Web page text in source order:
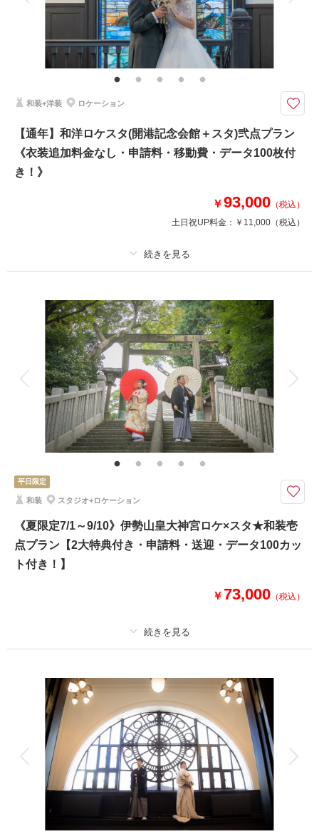
家族と撮影 家族用衣装レンタル ペットと撮影
その他含むもの
衣装差額無し・インナー類・ ロケ先までの送迎・撮影小物・メイクスタッ
フ撮影同行・撮影日程変更無料
衣装差額無し！送迎含む！レタッチ済みデータ130カット！
ブーケ・ベール・ブライダルインナーまで含んだコミコミ価格で安心で
す！！
2024年9月11日
相談予約する
来店・オンライン
撮影日の空き
を確認する
和装+洋装 ロケーション
【通年】和洋ロケスタ(開港記念会館＋スタ)弐点プラン
《衣装追加料金なし・申請料・移動費・データ100枚付
き！》
￥93,000 （税込）
土日祝UP料金： ￥11,000 （税込）
撮影料 新婦衣装2着 新郎衣装2着
着付け ヘアメイク 小物一式
アルバム データ 100 カット 台紙付写真
衣装追加 会食 挙式
家族と撮影 家族用衣装レンタル ペットと撮影
その他含むもの
衣装差額無し・肌着や草履・インナー類・ 撮影申請料・ロケ先までの送
迎・撮影小物・メイクスタッフ撮影同行・撮影日程変更無料
※1日1組限定
【衣装・撮影場所】
洋装：開港記念会館
平日限定
和装 スタジオ+ロケーション
《夏限定7/1～9/10》伊勢山皇大神宮ロケ×スタ★和装壱
点プラン【2大特典付き・申請料・送迎・データ100カッ
ト付き！】
￥ 73,000 （税込）
撮影料 新婦衣装1着 新郎衣装1着
着付け ヘアメイク 小物一式
アルバム データ 100 カット 台紙付写真
衣装追加 会食 挙式
家族と撮影 家族用衣装レンタル ペットと撮影
その他含むもの
衣装差額無し・肌着・草履・ 撮影申請料・入園料・ロケ先までの送迎・撮